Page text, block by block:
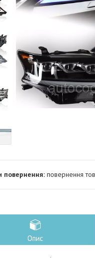
повернення
Опис